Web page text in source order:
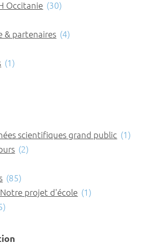
Occitanie (30)
& partenaires (4)
(1)
scientifiques grand public (1)
(2)
(85)
projet d'école (1)